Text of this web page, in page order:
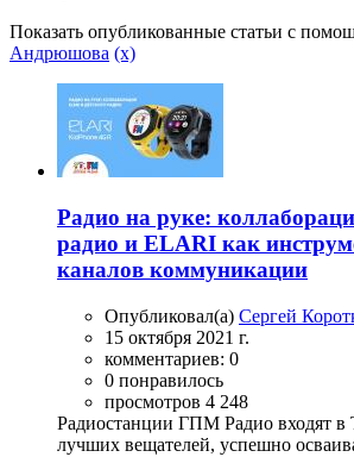
Показать опубликованные статьи с
Андрюшова (x)
Радио на руке:
радио и ELARI как
каналов коммуникации
Опубликовал(а) Сергей
15 октября 2021 г.
комментариев: 0
0 понравилось
просмотров 4 248
Радиостанции ГПМ Радио входят
лучших вещателей, успешно